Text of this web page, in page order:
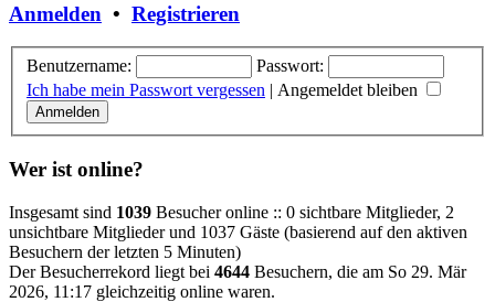
Anmelden • Registrieren
Benutzername:
Passwort:
Ich habe mein Passwort vergessen | Angemeldet bleiben
Wer ist online?
Insgesamt sind 1039 Besucher online :: 0 sichtbare Mitglieder, 2
unsichtbare Mitglieder und 1037 Gäste (basierend auf den aktiven
Besuchern der letzten 5 Minuten)
Der Besucherrekord liegt bei 4644 Besuchern, die am So 29. Mär
2026, 11:17 gleichzeitig online waren.